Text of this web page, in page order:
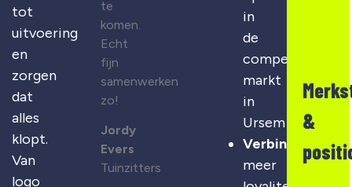
tot
uitvoering
en
zorgen
dat
alles
klopt.
Van
logo
te
komen.
Echt
fijn
samenwerken
zo!
Jordy
Evers
Tuinzitters
in
de
competitieve
markt
in
Ursem
Verbinding
meer
&